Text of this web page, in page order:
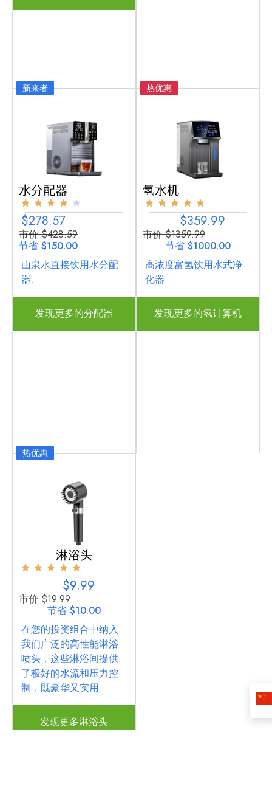
新来者
水分配器
$278.57
市价 $428.59
节省 $150.00
山泉水直接饮用水分配
器.
发现更多的分配器
热优惠
氢水机
$359.99
市价 $1359.99
节省 $1000.00
高浓度富氢饮用水式净
化器
发现更多的氢计算机
热优惠
淋浴头
$9.99
市价 $19.99
节省 $10.00
在您的投资组合中纳入
我们广泛的高性能淋浴
喷头，这些淋浴间提供
了极好的水流和压力控
制，既豪华又实用.
发现更多淋浴头